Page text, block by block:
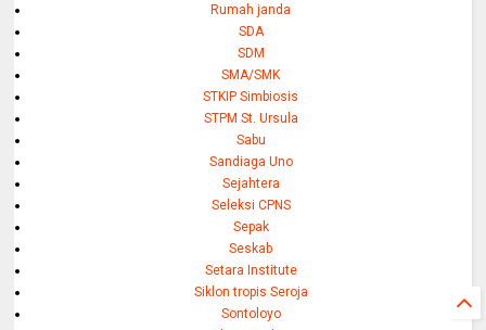
Rumah janda
SDA
SDM
SMA/SMK
STKIP Simbiosis
STPM St. Ursula
Sabu
Sandiaga Uno
Sejahtera
Seleksi CPNS
Sepak
Seskab
Setara Institute
Siklon tropis Seroja
Sontoloyo